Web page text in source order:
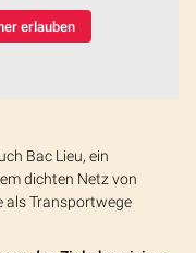
erlauben
Bac Lieu, ein
dichten Netz von
als Transportwege